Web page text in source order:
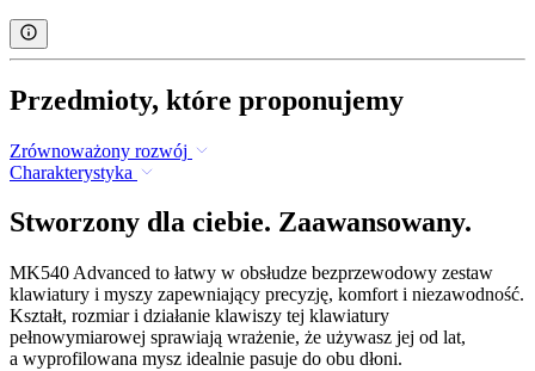
Przedmioty, które proponujemy
Zrównoważony rozwój
Charakterystyka
Stworzony dla ciebie. Zaawansowany.
MK540 Advanced to łatwy w obsłudze bezprzewodowy zestaw
klawiatury i myszy zapewniający precyzję, komfort i niezawodność.
Kształt, rozmiar i działanie klawiszy tej klawiatury
pełnowymiarowej sprawiają wrażenie, że używasz jej od lat,
a wyprofilowana mysz idealnie pasuje do obu dłoni.